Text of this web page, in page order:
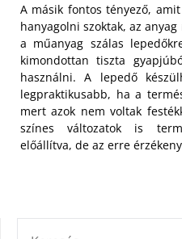
A másik fontos tényező,
hanyagolni szoktak, az
a műanyag szálas
kimondottan tiszta
használni. A lepedő
legpraktikusabb, ha a
mert azok nem voltak
színes változatok is
előállítva, de az erre